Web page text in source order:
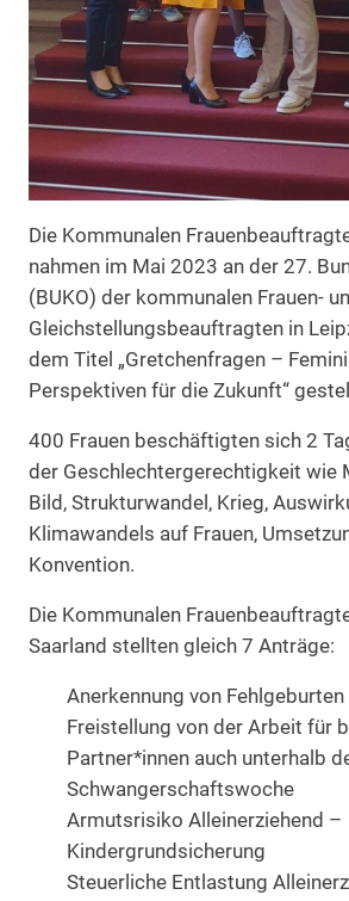
Die Kommunalen
nahmen im Mai 2023 an der 27.
(BUKO) der kommunalen Frauen-
Gleichstellungsbeauftragten in
dem Titel „Gretchenfragen –
Perspektiven für die Zukunft“
400 Frauen beschäftigten sich 2
der Geschlechtergerechtigkeit wie
Bild, Strukturwandel, Krieg,
Klimawandels auf Frauen,
Konvention.
Die Kommunalen
Saarland stellten gleich 7 Anträge:
Anerkennung von
Freistellung von der Arbeit für
Partner*innen auch unterhalb
Schwangerschaftswoche
Armutsrisiko Alleinerziehend –
Kindergrundsicherung
Steuerliche Entlastung